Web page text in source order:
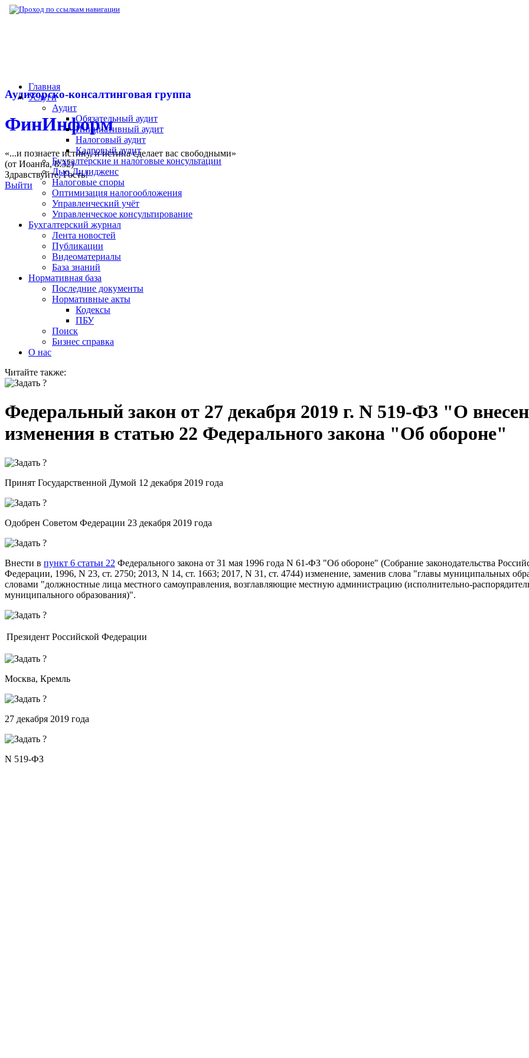
Аудиторско-консалтинговая группа
ФинИнформ
«...и познаете истину, и истина сделает вас свободными»
(от Иоанна, 8:32)
Здравствуйте,Гость!
Выйти
Главная
Услуги
Аудит
Обязательный аудит
Инициативный аудит
Налоговый аудит
Кадровый аудит
Бухгалтерские и налоговые консультации
Дью Дилидженс
Налоговые споры
Оптимизация налогообложения
Управленческий учёт
Управленческое консультирование
Бухгалтерский журнал
Лента новостей
Публикации
Видеоматериалы
База знаний
Нормативная база
Последние документы
Нормативные акты
Кодексы
ПБУ
Поиск
Бизнес справка
О нас
Читайте также:
Федеральный закон от 27 декабря 2019 г. N 519-ФЗ "О
изменения в статью 22 Федерального закона "Об обороне"
Принят Государственной Думой 12 декабря 2019 года
Одобрен Советом Федерации 23 декабря 2019 года
Внести в пункт 6 статьи 22 Федерального закона от 31 мая 1996 года N 61-ФЗ "Об обороне" (Собрание законодательства
Федерации, 1996, N 23, ст. 2750; 2013, N 14, ст. 1663; 2017, N 31, ст. 4744) изменение, заменив слова "главы муниципальных
словами "должностные лица местного самоуправления, возглавляющие местную администрацию (исполнительно-
муниципального образования)".
Президент Российской Федерации
Москва, Кремль
27 декабря 2019 года
N 519-ФЗ